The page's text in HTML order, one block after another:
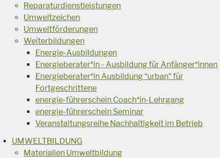
Reparaturdienstleistungen
Umweltzeichen
Umweltförderungen
Weiterbildungen
Energie-Ausbildungen
Energieberater*in - Ausbildung für Anfänger*innen
Energieberater*in Ausbildung “urban“ für
Fortgeschrittene
energie-führerschein Coach*in-Lehrgang
energie-führerschein Seminar
Veranstaltungsreihe Nachhaltigkeit im Betrieb
UMWELTBILDUNG
Materialien Umweltbildung